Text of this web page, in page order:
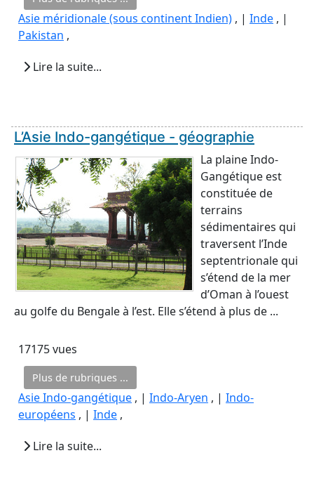
Asie méridionale (sous continent Indien) , | Inde , |
Pakistan ,
Lire la suite...
L’Asie Indo-gangétique - géographie
La plaine Indo-
Gangétique est
constituée de
terrains
sédimentaires qui
traversent l’Inde
septentrionale qui
s’étend de la mer
d’Oman à l’ouest
au golfe du Bengale à l’est. Elle s’étend à plus de ...
17175 vues
Plus de rubriques ...
Asie Indo-gangétique , | Indo-Aryen , | Indo-
européens , | Inde ,
Lire la suite...